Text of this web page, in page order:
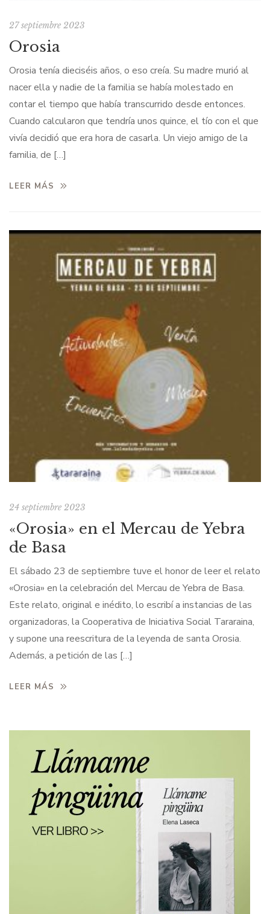
27 septiembre 2023
Orosia
Orosia tenía dieciséis años, o eso creía. Su madre murió al
nacer ella y nadie de la familia se había molestado en
contar el tiempo que había transcurrido desde entonces.
Cuando calcularon que tendría unos quince, el tío con el que
vivía decidió que era hora de casarla. Un viejo amigo de la
familia, de […]
LEER MÁS
24 septiembre 2023
«Orosia» en el Mercau de Yebra
de Basa
El sábado 23 de septiembre tuve el honor de leer el relato
«Orosia» en la celebración del Mercau de Yebra de Basa.
Este relato, original e inédito, lo escribí a instancias de las
organizadoras, la Cooperativa de Iniciativa Social Tararaina,
y supone una reescritura de la leyenda de santa Orosia.
Además, a petición de las […]
LEER MÁS